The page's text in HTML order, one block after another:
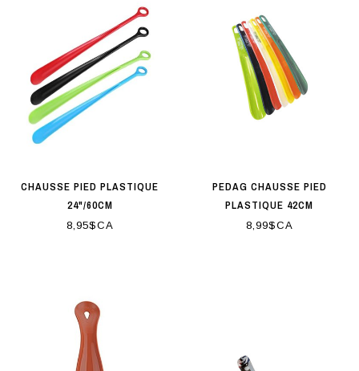
CHAUSSE PIED PLASTIQUE
24"/60CM
8,95$CA
PEDAG CHAUSSE PIED
PLASTIQUE 42CM
8,99$CA